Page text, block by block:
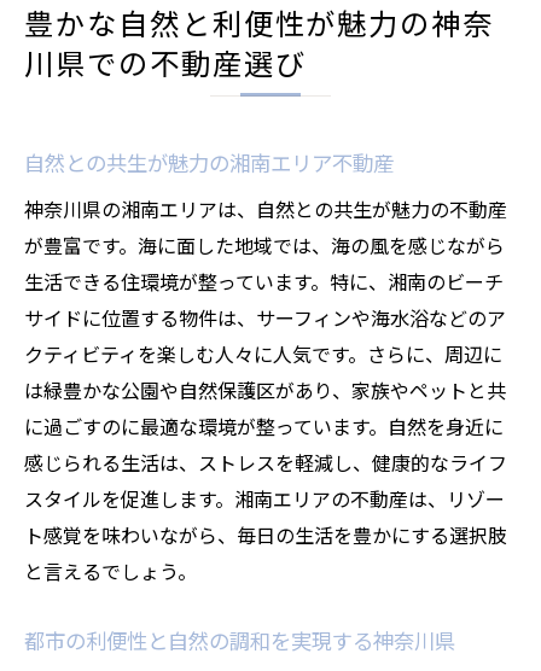
神奈川県内で注目される不動産テクノロジ
ーの活用
しく紹介
神奈川県での不動産購入に必要な基本的知
識
初めての不動産購入でも安心！神奈川県の
手続きガイド
神奈川県の不動産市場で知っておきたい法
律の基礎
神奈川県での不動産購入に役立つ税金知識
神奈川県の不動産購入での資金計画策定法
不動産選びのプロが教える神奈川県の住ま
い選びポイント
理想の住まいを神奈川県で見つけるための不動
産購入ガイド
豊かな自然と利便性が魅力の神奈
川県での不動産選び
自然との共生が魅力の湘南エリア不動産
神奈川県の湘南エリアは、自然との共生が魅力の不動産
が豊富です。海に面した地域では、海の風を感じながら
生活できる住環境が整っています。特に、湘南のビーチ
サイドに位置する物件は、サーフィンや海水浴などのア
クティビティを楽しむ人々に人気です。さらに、周辺に
は緑豊かな公園や自然保護区があり、家族やペットと共
に過ごすのに最適な環境が整っています。自然を身近に
感じられる生活は、ストレスを軽減し、健康的なライフ
スタイルを促進します。湘南エリアの不動産は、リゾー
ト感覚を味わいながら、毎日の生活を豊かにする選択肢
と言えるでしょう。
都市の利便性と自然の調和を実現する神奈川県